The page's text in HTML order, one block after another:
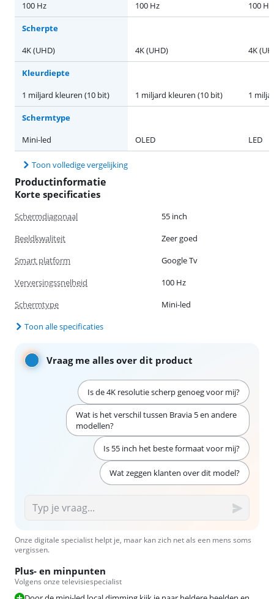
100 Hz
100 Hz 100 Hz
Scherpte
4K (UHD)
4K (UHD) 4K
Kleurdiepte
1 miljard kleuren (10 bit)
1 miljard kleuren (10 bit) 1
Schermtype
Mini-led
OLED LED
Toon volledige vergelijking
Productinformatie
Korte specificaties
Schermdiagonaal
55 inch
Beeldkwaliteit
Zeer goed
Smart platform
Google Tv
Verversingssnelheid
100 Hz
Schermtype
Mini-led
Toon alle specificaties
Vraag me alles over dit product
Is de 4K resolutie scherp genoeg voor mij?
Wat is het verschil tussen Bravia 5 en andere
modellen?
Is 55 inch het beste formaat voor mij?
Wat zeggen klanten over dit model?
Onze digitale specialist helpt je, maar kan zich net als een mens soms
vergissen.
Plus- en minpunten
Volgens onze televisiespecialist